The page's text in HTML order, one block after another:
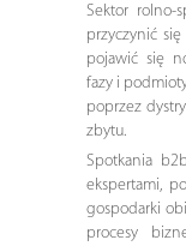
Sektor rolno-
przyczynić
pojawić się
fazy i
poprzez
zbytu.
Spotkania
ekspertami,
gospodarki
procesy